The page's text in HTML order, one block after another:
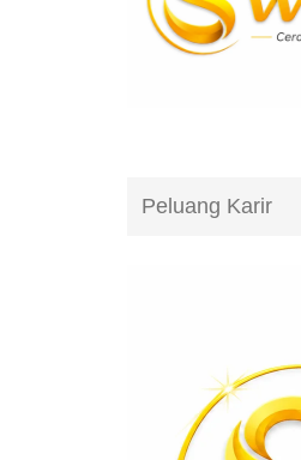
Peluang Karir